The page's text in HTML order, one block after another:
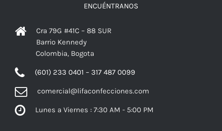
ENCUÉNTRANOS
Cra 79G #41C – 88 SUR
Barrio Kennedy
Colombia, Bogota
(601) 233 0401 – 317 487 0099
comercial@lifaconfecciones.com
Lunes a Viernes : 7:30 AM - 5:00 PM